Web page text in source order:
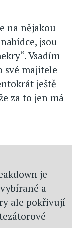
na nějakou
jsou
Vsadím
své majitele
ještě
za to jen má
je
a
ale pokřivují